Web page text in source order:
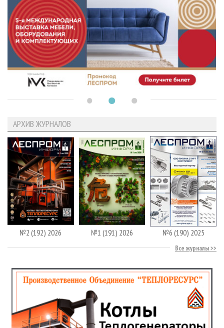
АРХИВ ЖУРНАЛОВ
№2 (192) 2026 №1 (191) 2026 №6 (190) 2025
Все журналы